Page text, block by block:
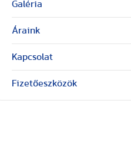
Galéria
Áraink
Kapcsolat
Fizetőeszközök